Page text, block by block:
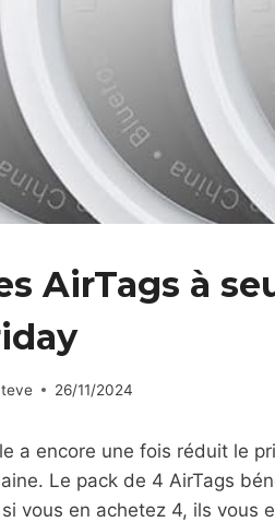
AirTags à
26/11/2024
a encore une fois réduit le
Le pack de 4 AirTags
vous en achetez 4, ils vous